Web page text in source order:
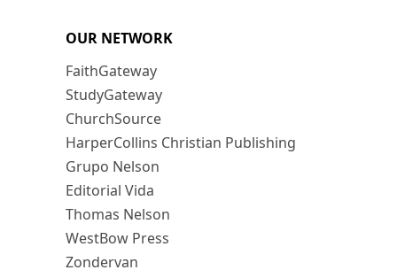
OUR NETWORK
FaithGateway
StudyGateway
ChurchSource
HarperCollins Christian Publishing
Grupo Nelson
Editorial Vida
Thomas Nelson
WestBow Press
Zondervan